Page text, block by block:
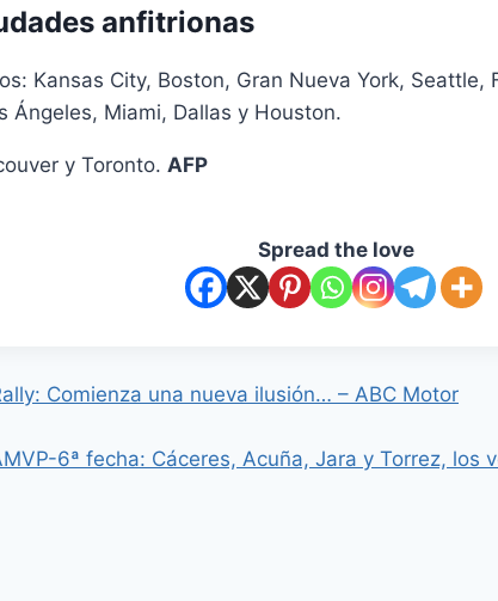
anfitrionas
Kansas City, Boston, Gran Nueva York, Seattle,
Ángeles, Miami, Dallas y Houston.
y Toronto. AFP
Spread the love
Comienza una nueva ilusión… – ABC Motor
6ª fecha: Cáceres, Acuña, Jara y Torrez, los